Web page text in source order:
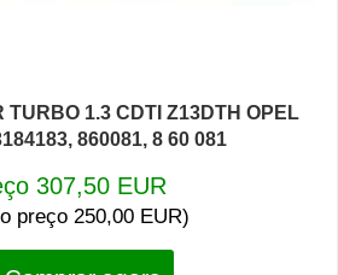
TURBO 1.3 CDTI Z13DTH OPEL
860081, 8 60 081
307,50 EUR
preço 250,00 EUR)